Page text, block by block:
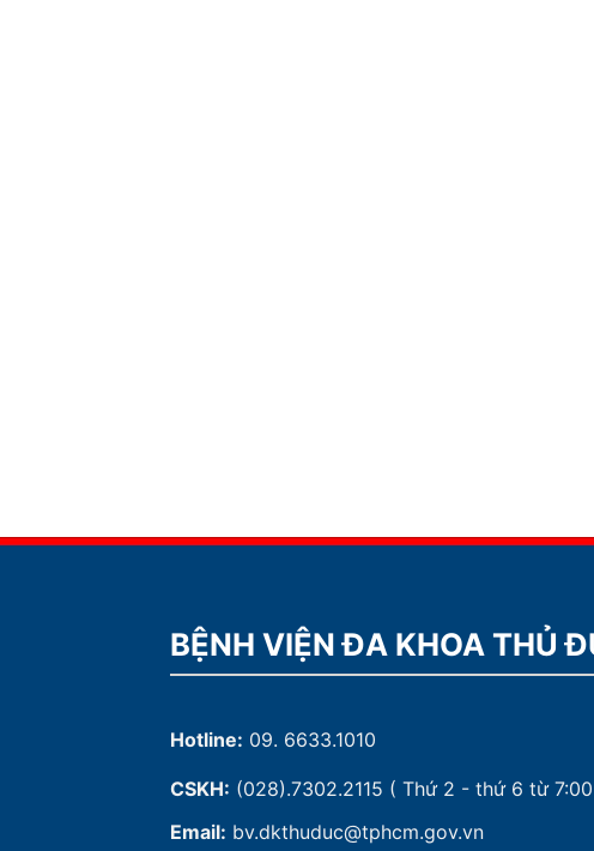
BỆNH VIỆN ĐA KHOA THỦ
Hotline: 09. 6633.1010
CSKH: (028).7302.2115 ( Thứ 2 - thứ 6 từ
Email: bv.dkthuduc@tphcm.gov.vn